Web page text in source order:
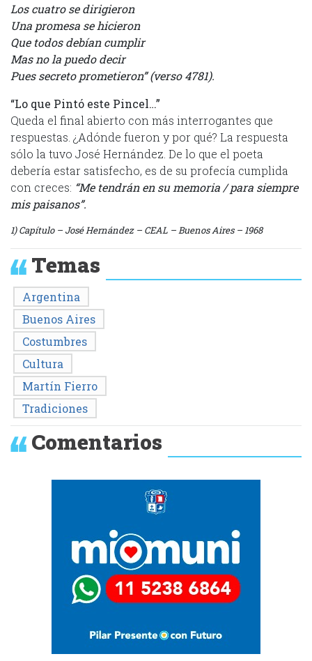
Los cuatro se dirigieron
Una promesa se hicieron
Que todos debían cumplir
Mas no la puedo decir
Pues secreto prometieron” (verso 4781).
“Lo que Pintó este Pincel…”
Queda el final abierto con más interrogantes que
respuestas. ¿Adónde fueron y por qué? La respuesta
sólo la tuvo José Hernández. De lo que el poeta
debería estar satisfecho, es de su profecía cumplida
con creces: “Me tendrán en su memoria / para siempre
mis paisanos”.
1) Capítulo – José Hernández – CEAL – Buenos Aires – 1968
Temas
Argentina
Buenos Aires
Costumbres
Cultura
Martín Fierro
Tradiciones
Comentarios